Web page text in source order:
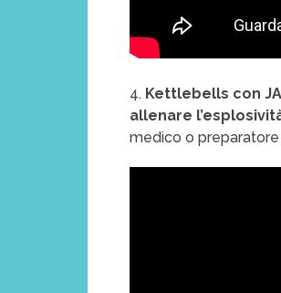
4. Kettlebells con
allenare
medico o